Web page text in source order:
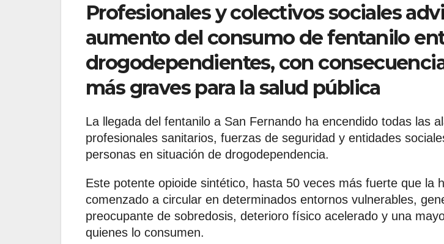
Profesionales y colectivos sociales
aumento del consumo de fentanilo
drogodependientes, con
más graves para la salud pública
La llegada del fentanilo a San Fernando ha encendido todas las
profesionales sanitarios, fuerzas de seguridad y entidades
personas en situación de drogodependencia.
Este potente opioide sintético, hasta 50 veces más fuerte que la
comenzado a circular en determinados entornos vulnerables,
preocupante de sobredosis, deterioro físico acelerado y una
quienes lo consumen.